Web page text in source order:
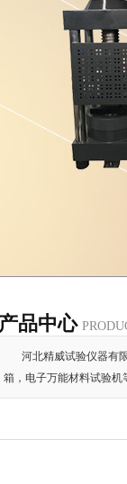
产品中心
河北精威试验仪器有
箱，电子万能材料试验机